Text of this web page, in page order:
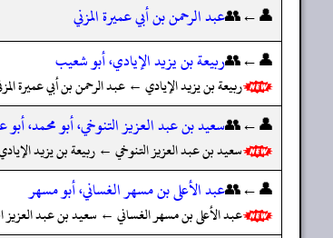
👤←👥عبد الرحمن بن أبي عميرة المزني
👤←👥ربيعة بن يزيد الإيادي، أبو شعيب
ربيعة بن يزيد الإيادي ← عبد الرحمن بن أبي عميرة
👤←👥سعيد بن عبد العزيز التنوخي، أبو محمد، أبو
سعيد بن عبد العزيز التنوخي ← ربيعة بن يزيد
👤←👥عبد الأعلى بن مسهر الغساني، أبو مسهر
عبد الأعلى بن مسهر الغساني ← سعيد بن عبد العزيز